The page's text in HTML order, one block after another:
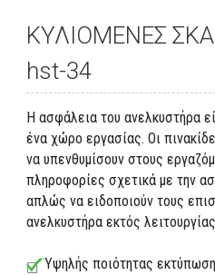
ΚΥΛΙΟΜΕΝΕΣ
hst-34
Η ασφάλεια του ανελκυστήρα
ένα χώρο εργασίας. Οι
να υπενθυμίσουν στους
πληροφορίες σχετικά με την
απλώς να ειδοποιούν τους
ανελκυστήρα εκτός
Υψηλής ποιότητας εκτύπωση